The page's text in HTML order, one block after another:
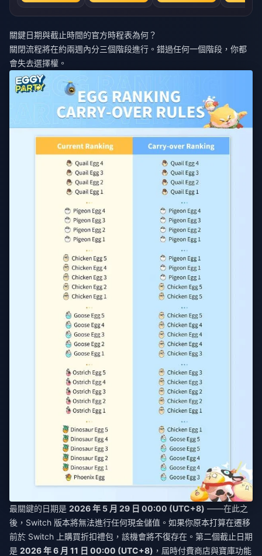
關鍵日期與截止時間的官方時程表為何？
關閉流程將在約兩週內分三個階段進行。錯過任何一個階段，你都
會失去選擇權。
最關鍵的日期是 2026 年 5 月 29 日 00:00 (UTC+8) ——在此之
後，Switch 版本將無法進行任何現金儲值。如果你原本打算在遷移
前於 Switch 上購買折扣禮包，該機會將不復存在。第二個截止日期
是 2026 年 6 月 11 日 00:00 (UTC+8) ，屆時付費商店與寶庫功能